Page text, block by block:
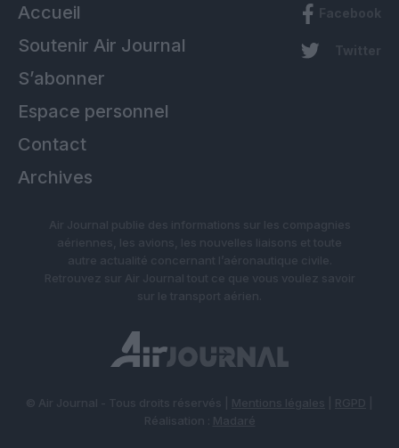
Accueil
Soutenir Air Journal
S’abonner
Espace personnel
Contact
Archives